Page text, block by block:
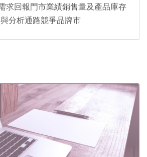
求回報門市業績銷售量及產品庫存
分析通路競爭品牌市